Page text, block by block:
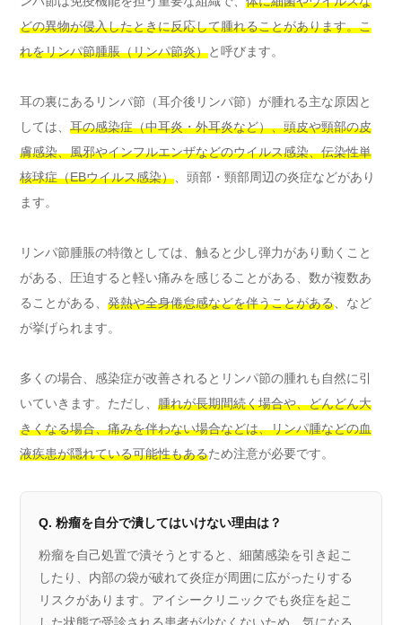
どの異物が侵入したときに反応して腫れることがあります。こ
れをリンパ節腫脹（リンパ節炎）と呼びます。
耳の裏にあるリンパ節（耳介後リンパ節）が腫れる主な原因と
しては、 耳の感染症（中耳炎・外耳炎など）、頭皮や頸部の皮
膚感染、風邪やインフルエンザなどのウイルス感染、伝染性単
核球症（EBウイルス感染）、頭部・頸部周辺の炎症などがあり
ます。
リンパ節腫脹の特徴としては、触ると少し弾力があり動くこと
がある、圧迫すると軽い痛みを感じることがある、数が複数あ
ることがある、 発熱や全身倦怠感などを伴うことがある、など
が挙げられます。
多くの場合、感染症が改善されるとリンパ節の腫れも自然に引
いていきます。ただし、 腫れが長期間続く場合や、どんどん大
きくなる場合、痛みを伴わない場合などは、リンパ腫などの血
液疾患が隠れている可能性もあるため注意が必要です。
Q. 粉瘤を自分で潰してはいけない理由は？
粉瘤を自己処置で潰そうとすると、細菌感染を引き起こ
したり、内部の袋が破れて炎症が周囲に広がったりする
リスクがあります。アイシークリニックでも炎症を起こ